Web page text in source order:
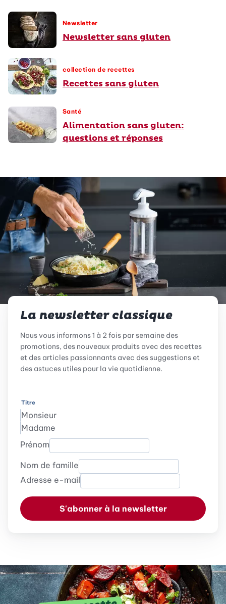
Newsletter
Newsletter sans gluten
collection de recettes
Recettes sans gluten
Santé
Alimentation sans gluten:
questions et réponses
La newsletter classique
Nous vous informons 1 à 2 fois par semaine des
promotions, des nouveaux produits avec des recettes
et des articles passionnants avec des suggestions et
des astuces utiles pour la vie quotidienne.
Titre
Monsieur
Madame
Prénom
Nom de famille
Adresse e-mail
S'abonner à la newsletter